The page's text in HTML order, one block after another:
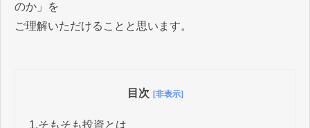
のか」を
ご理解いただけることと思います。
目次 [非表示]
1.そもそも投資とは